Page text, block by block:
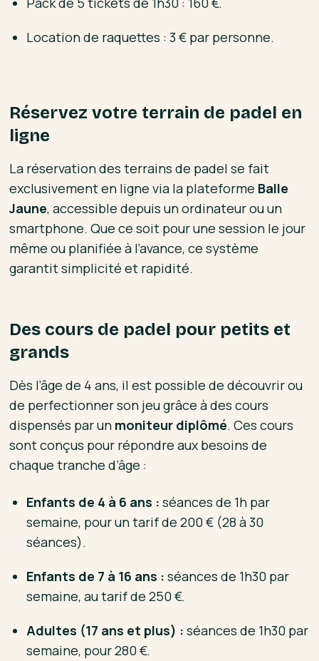
Location de raquettes : 3 € par personne.
Réservez votre terrain de padel en
ligne
La réservation des terrains de padel se fait
exclusivement en ligne via la plateforme Balle
Jaune, accessible depuis un ordinateur ou un
smartphone. Que ce soit pour une session le jour
même ou planifiée à l’avance, ce système
garantit simplicité et rapidité.
Des cours de padel pour petits et
grands
Dès l’âge de 4 ans, il est possible de découvrir ou
de perfectionner son jeu grâce à des cours
dispensés par un moniteur diplômé. Ces cours
sont conçus pour répondre aux besoins de
chaque tranche d’âge :
Enfants de 4 à 6 ans : séances de 1h par
semaine, pour un tarif de 200 € (28 à 30
séances).
Enfants de 7 à 16 ans : séances de 1h30 par
semaine, au tarif de 250 €.
Adultes (17 ans et plus) : séances de 1h30 par
semaine, pour 280 €.